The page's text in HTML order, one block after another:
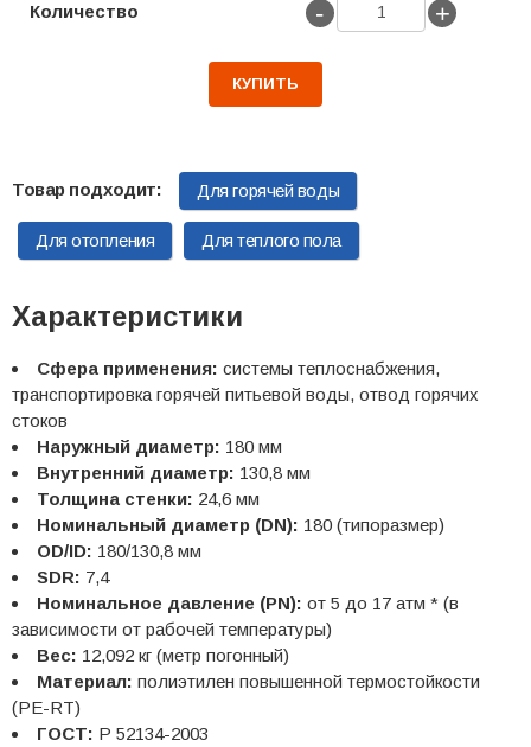
Количество - +
КУПИТЬ
Для горячей воды
Для отопления Для теплого пола
Характеристики
Сфера применения: системы теплоснабжения,
транспортировка горячей питьевой воды, отвод горячих
стоков
Наружный диаметр: 180 мм
Внутренний диаметр: 130,8 мм
Толщина стенки: 24,6 мм
Номинальный диаметр (DN): 180 (типоразмер)
OD/ID: 180/130,8 мм
SDR: 7,4
Номинальное давление (PN): от 5 до 17 атм * (в
зависимости от рабочей температуры)
Вес: 12,092 кг (метр погонный)
Материал: полиэтилен повышенной термостойкости
(PE-RT)
ГОСТ: Р 52134-2003